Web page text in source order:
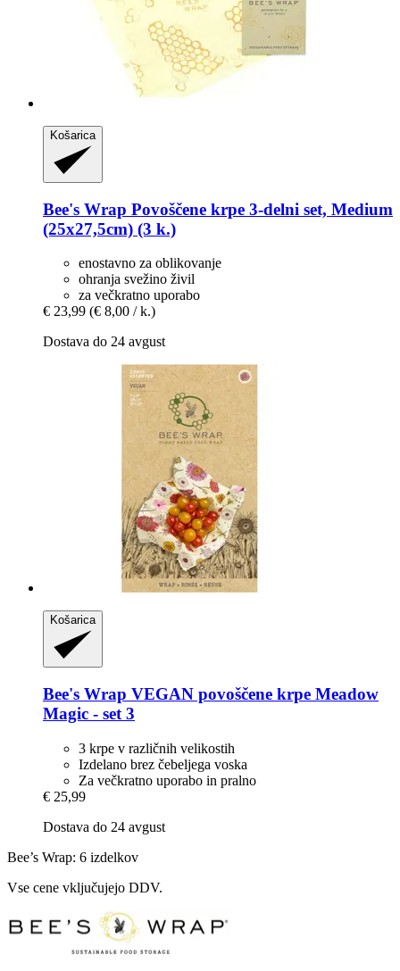
Košarica
Bee's Wrap Povoščene krpe 3-​delni set, Medium
(25x27,5cm) (3 k.)
enostavno za oblikovanje
ohranja svežino živil
za večkratno uporabo
€ 23,99 (€ 8,00 / k.)
Dostava do 24 avgust
Košarica
Bee's Wrap VEGAN povoščene krpe Meadow
Magic -​ set 3
3 krpe v različnih velikostih
Izdelano brez čebeljega voska
Za večkratno uporabo in pralno
€ 25,99
Dostava do 24 avgust
Bee’s Wrap: 6 izdelkov
Vse cene vključujejo DDV.